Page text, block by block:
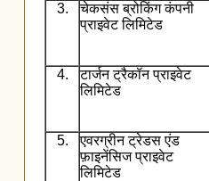
3.
चेकसंस ब्रोकिंग कंपनी
प्राइवेट लिमिटेड
4.
टार्जन ट्रैकॉन प्राइवेट
लिमिटेड
5.
एवरग्रीन ट्रेडस एंड
फ़ाइनेंसिज प्राइवेट
लिमिटेड